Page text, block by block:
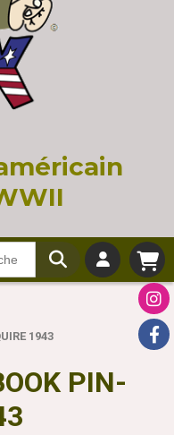
1943
PIN-